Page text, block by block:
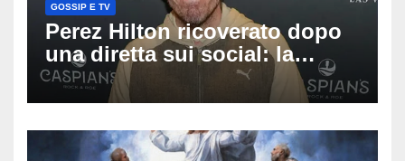
GOSSIP E TV
Perez Hilton ricoverato dopo
una diretta sui social: la
famiglia rompe il silenzio
sulle sue condizioni